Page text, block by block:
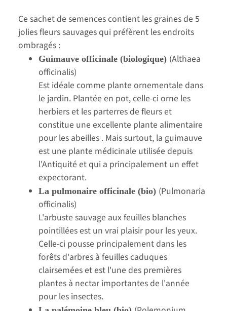
Ce sachet de semences contient les graines de 5
jolies fleurs sauvages qui préfèrent les endroits
ombragés :
Guimauve officinale (biologique) (Althaea
officinalis)
Est idéale comme plante ornementale dans
le jardin. Plantée en pot, celle-ci orne les
herbiers et les parterres de fleurs et
constitue une excellente plante alimentaire
pour les abeilles . Mais surtout, la guimauve
est une plante médicinale utilisée depuis
l'Antiquité et qui a principalement un effet
expectorant.
La pulmonaire officinale (bio) (Pulmonaria
officinalis)
L'arbuste sauvage aux feuilles blanches
pointillées est un vrai plaisir pour les yeux.
Celle-ci pousse principalement dans les
forêts d'arbres à feuilles caduques
clairsemées et est l'une des premières
plantes à nectar importantes de l'année
pour les insectes.